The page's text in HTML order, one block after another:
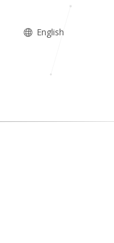
English